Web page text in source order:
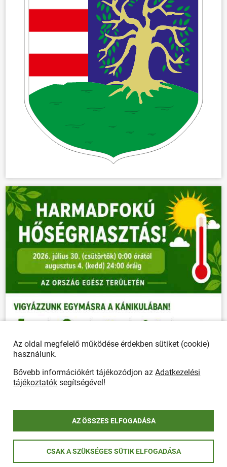
Az oldal megfelelő működése érdekben sütiket (cookie)
használunk.
Bővebb információkért tájékozódjon azAdatkezelési
tájékoztatók segítségével!
AZ ÖSSZES ELFOGADÁSA
CSAK A SZÜKSÉGES SÜTIK ELFOGADÁSA